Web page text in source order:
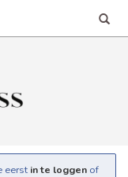
eerst in te loggen of